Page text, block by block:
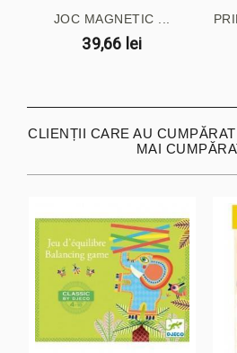
JOC MAGNETIC ...
39,66 lei
CLIENȚII CARE AU
MAI